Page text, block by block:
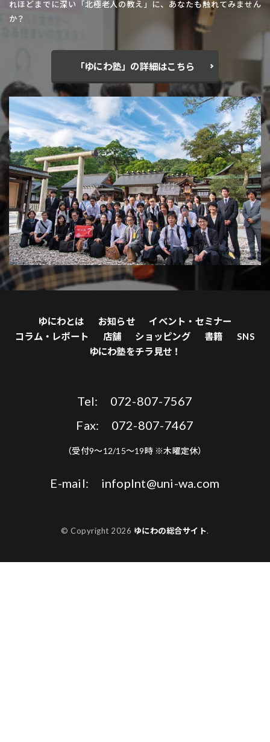
れほどまでに深い「北極老人の教え」に、あなたも触れてみません
か？
「ゆにわ塾」の詳細はこちら
ゆにわとは お知らせ
イベント・セミナー
コラム・レポート
店舗 ショッピング 書籍
SNS
ゆにわ塾をチラ見せ！
Tel: 072-807-7567
Fax: 072-807-7467
（受付9〜12/15〜19時 ※木曜定休）
E-mail: infoplnt@uni-wa.com
© Copyright 2026 ゆにわの総合サイト.